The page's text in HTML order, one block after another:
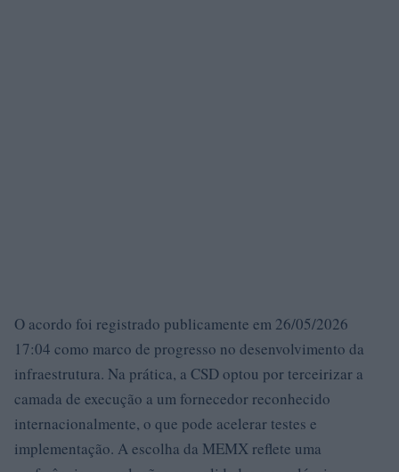
O acordo foi registrado publicamente em 26/05/2026
17:04 como marco de progresso no desenvolvimento da
infraestrutura. Na prática, a CSD optou por terceirizar a
camada de execução a um fornecedor reconhecido
internacionalmente, o que pode acelerar testes e
implementação. A escolha da MEMX reflete uma